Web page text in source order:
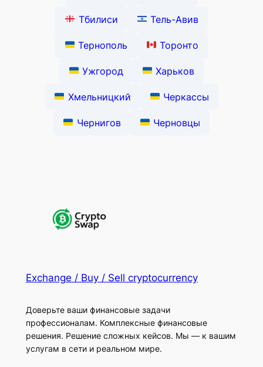
Тбилиси Тель-Авив
Тернополь Торонто
Ужгород Харьков
Хмельницкий Черкассы
Чернигов Черновцы
Exchange / Buy / Sell cryptocurrency
Доверьте ваши финансовые задачи
профессионалам. Комплексные финансовые
решения. Решение сложных кейсов. Мы — к вашим
услугам в сети и реальном мире.